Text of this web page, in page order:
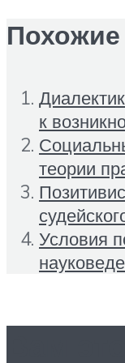
Похожие
к
теории
Условия